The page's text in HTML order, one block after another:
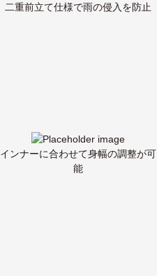
二重前立て仕様で雨の侵入を防止
インナーに合わせて身幅の調整が可
能